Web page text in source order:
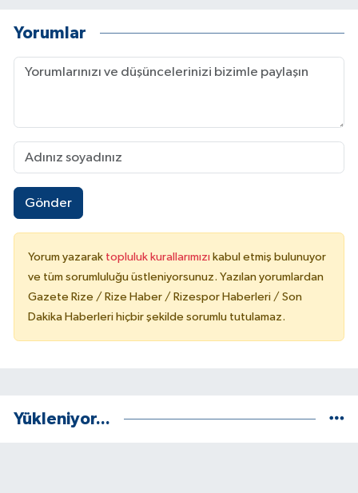
Yorumlar
Gönder
Yorum yazarak topluluk kurallarımızı kabul etmiş bulunuyor
ve tüm sorumluluğu üstleniyorsunuz. Yazılan yorumlardan
Gazete Rize / Rize Haber / Rizespor Haberleri / Son
Dakika Haberleri hiçbir şekilde sorumlu tutulamaz.
Yükleniyor...